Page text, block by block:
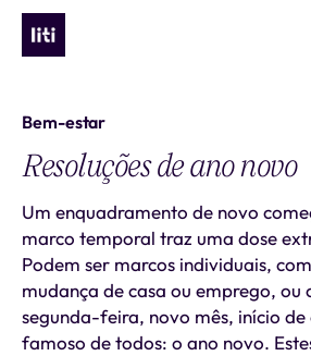
Bem-estar
Resoluções de ano novo
Um enquadramento de novo
marco temporal traz uma dose
Podem ser marcos individuais,
mudança de casa ou emprego, ou
segunda-feira, novo mês, início de
famoso de todos: o ano novo.